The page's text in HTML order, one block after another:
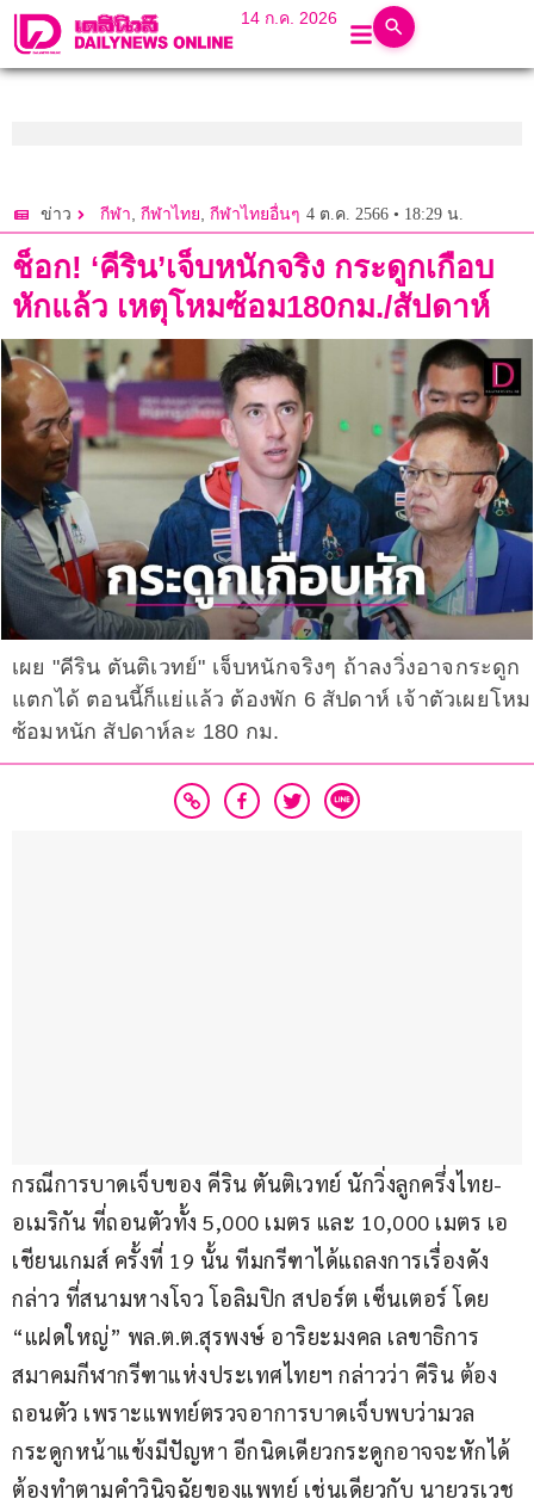
14 ก.ค. 2026
ข่าว กีฬา, กีฬาไทย, กีฬาไทยอื่นๆ 4 ต.ค. 2566 • 18:29 น.
ช็อก! ‘คีริน’เจ็บหนักจริง กระดูกเกือบ
หักแล้ว เหตุโหมซ้อม180กม./สัปดาห์
เผย "คีริน ตันติเวทย์" เจ็บหนักจริงๆ ถ้าลงวิ่งอาจกระดูก
แตกได้ ตอนนี้ก็แย่แล้ว ต้องพัก 6 สัปดาห์ เจ้าตัวเผยโหม
ซ้อมหนัก สัปดาห์ละ 180 กม.
กรณีการบาดเจ็บของ คีริน ตันติเวทย์ นักวิ่งลูกครึ่งไทย-
อเมริกัน ที่ถอนตัวทั้ง 5,000 เมตร และ 10,000 เมตร เอ
เชียนเกมส์ ครั้งที่ 19 นั้น ทีมกรีฑาได้แถลงการเรื่องดัง
กล่าว ที่สนามหางโจว โอลิมปิก สปอร์ต เซ็นเตอร์ โดย
“แฝดใหญ่” พล.ต.ต.สุรพงษ์ อาริยะมงคล เลขาธิการ
สมาคมกีฬากรีฑาแห่งประเทศไทยฯ กล่าวว่า คีริน ต้อง
ถอนตัว เพราะแพทย์ตรวจอาการบาดเจ็บพบว่ามวล
กระดูกหน้าแข้งมีปัญหา อีกนิดเดียวกระดูกอาจจะหักได้
ต้องทำตามคำวินิจฉัยของแพทย์ เช่นเดียวกับ นายวรเวช